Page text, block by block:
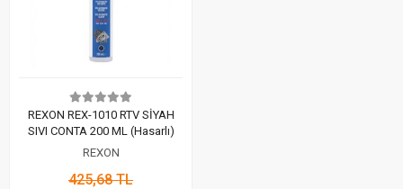
REXON REX-1010 RTV SİYAH
SIVI CONTA 200 ML (Hasarlı)
REXON
425,68 TL